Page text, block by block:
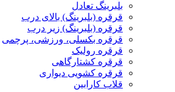
بلبرینگ تعادل
قرقره (بلبرینگ) بالای درب
قرقره (بلبرینگ) زیر درب
قرقره بکسلی، ورزشی، پرچمی
قرقره رولیک
قرقره کشتارگاهی
قرقره کشویی دیواری
قلاب کارابین